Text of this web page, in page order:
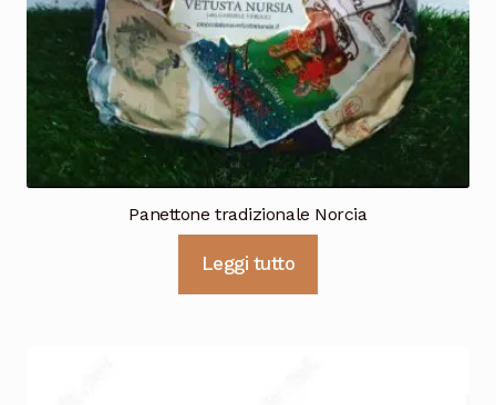
Panettone tradizionale Norcia
Leggi tutto